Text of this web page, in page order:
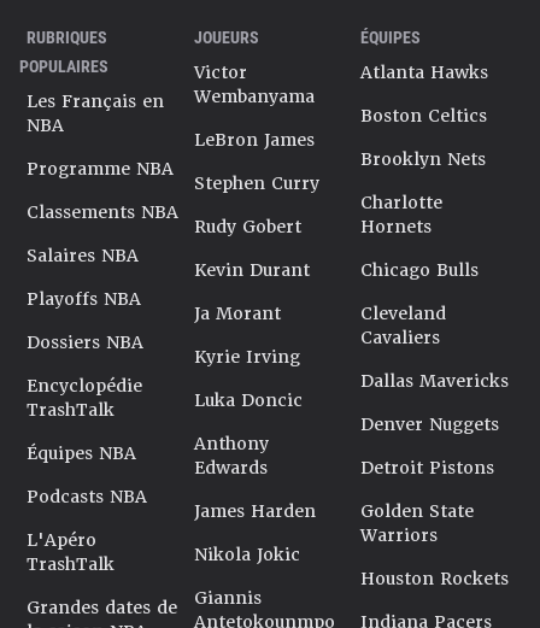
RUBRIQUES
POPULAIRES
Les Français en
NBA
Programme NBA
Classements NBA
Salaires NBA
Playoffs NBA
Dossiers NBA
Encyclopédie
TrashTalk
Équipes NBA
Podcasts NBA
L'Apéro
TrashTalk
Grandes dates de
JOUEURS
Victor
Wembanyama
LeBron James
Stephen Curry
Rudy Gobert
Kevin Durant
Ja Morant
Kyrie Irving
Luka Doncic
Anthony
Edwards
James Harden
Nikola Jokic
Giannis
Antetokounmpo
ÉQUIPES
Atlanta Hawks
Boston Celtics
Brooklyn Nets
Charlotte
Hornets
Chicago Bulls
Cleveland
Cavaliers
Dallas Mavericks
Denver Nuggets
Detroit Pistons
Golden State
Warriors
Houston Rockets
Indiana Pacers